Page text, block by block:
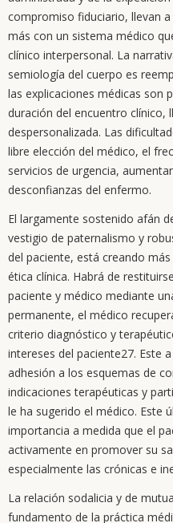
compromiso fiduciario, llevan
más con un sistema médico
clínico interpersonal. La
semiología del cuerpo es
las explicaciones médicas son
duración del encuentro clínico,
despersonalizada. Las
libre elección del médico, el
servicios de urgencia,
desconfianzas del enfermo.
El largamente sostenido afán
vestigio de paternalismo y
del paciente, está creando
ética clínica. Habrá de
paciente y médico mediante
permanente, el médico
criterio diagnóstico y
intereses del paciente27. Este
adhesión a los esquemas de
indicaciones terapéuticas y
le ha sugerido el médico. Este
importancia a medida que el
activamente en promover su
especialmente las crónicas e
La relación sodalicia y de
fundamento de la práctica